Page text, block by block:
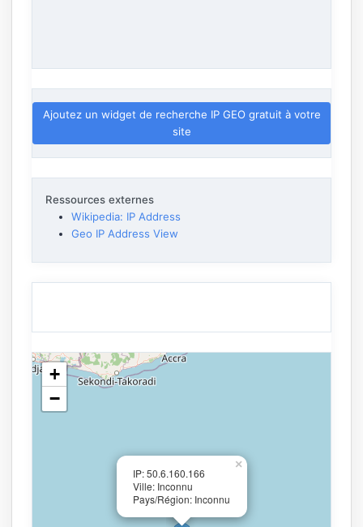
Ajoutez un widget de recherche IP GEO gratuit à votre
site
Ressources externes
Wikipedia: IP Address
Geo IP Address View
IP: 50.6.160.166
Ville: Inconnu
Pays/Région: Inconnu
×
+
−